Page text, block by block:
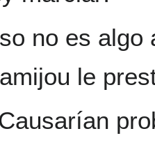
no es algo
le